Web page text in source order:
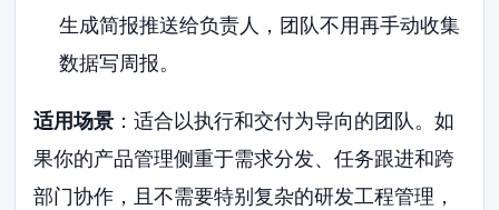
生成简报推送给负责人，团队不用再手动收集
数据写周报。
适用场景 ：适合以执行和交付为导向的团队。如
果你的产品管理侧重于需求分发、任务跟进和跨
部门协作，且不需要特别复杂的研发工程管理，